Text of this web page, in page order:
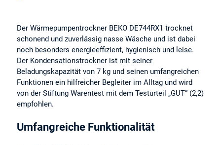
Der Wärmepumpentrockner BEKO DE744RX1 trocknet
schonend und zuverlässig nasse Wäsche und ist dabei
noch besonders energieeffizient, hygienisch und leise.
Der Kondensationstrockner ist mit seiner
Beladungskapazität von 7 kg und seinen umfangreichen
Funktionen ein hilfreicher Begleiter im Alltag und wird
von der Stiftung Warentest mit dem Testurteil „GUT“ (2,2)
empfohlen.
Umfangreiche Funktionalität